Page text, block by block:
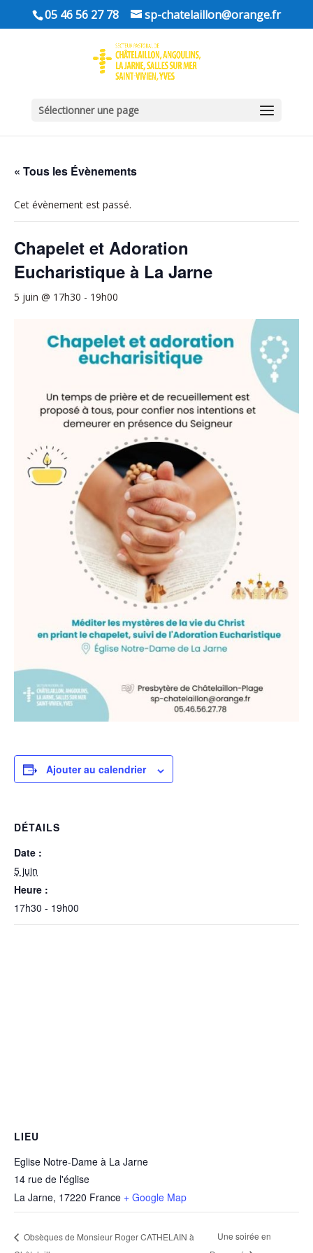
05 46 56 27 78 sp-chatelaillon@orange.fr
Sélectionner une page
« Tous les Évènements
Cet évènement est passé.
Chapelet et Adoration
Eucharistique à La Jarne
5 juin @ 17h30 - 19h00
Ajouter au calendrier
DÉTAILS
Date :
5 juin
Heure :
17h30 - 19h00
LIEU
Eglise Notre-Dame à La Jarne
14 rue de l'église
La Jarne, 17220 France + Google Map
Obsèques de Monsieur Roger CATHELAIN à
Une soirée en